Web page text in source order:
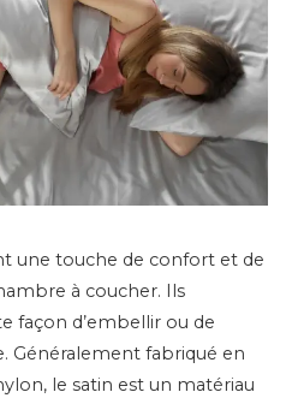
une touche de confort et de
à coucher. Ils
façon d’embellir ou de
Généralement fabriqué en
le satin est un matériau